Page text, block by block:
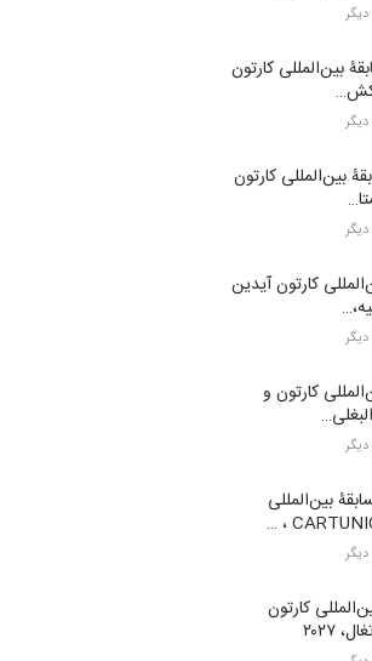
بین‌المللی کارتون
بین‌المللی کارتون
کارتون آیدین
کارتون و
بین‌المللی
کارتون
۲۰۲۷